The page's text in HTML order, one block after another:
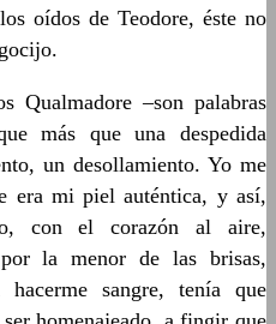
oídos de Teodore, éste no
Qualmadore –son palabras
más que una despedida
un desollamiento. Yo me
era mi piel auténtica, y así,
con el corazón al aire,
la menor de las brisas,
hacerme sangre, tenía que